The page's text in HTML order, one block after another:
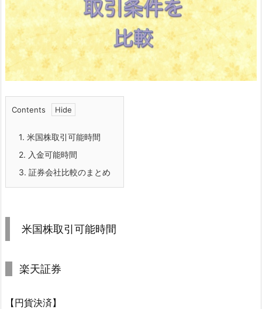
Contents
1. 米国株取引可能時間
2. 入金可能時間
3. 証券会社比較のまとめ
米国株取引可能時間
楽天証券
【円貨決済】